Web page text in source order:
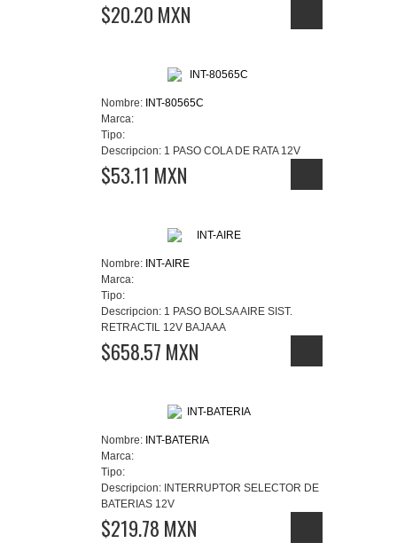
$20.20 MXN
Nombre: INT-80565C
Marca:
Tipo:
Descripcion: 1 PASO COLA DE RATA 12V
$53.11 MXN
Nombre: INT-AIRE
Marca:
Tipo:
Descripcion: 1 PASO BOLSA AIRE SIST.
RETRACTIL 12V BAJAAA
$658.57 MXN
Nombre: INT-BATERIA
Marca:
Tipo:
Descripcion: INTERRUPTOR SELECTOR DE
BATERIAS 12V
$219.78 MXN